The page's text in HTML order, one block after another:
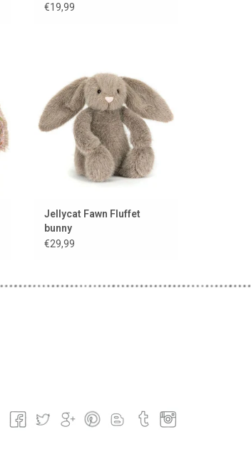
€19,99
TOEVOEGEN AAN WINKELWAGEN
Jellycat Fawn Fluffet
bunny
€29,99